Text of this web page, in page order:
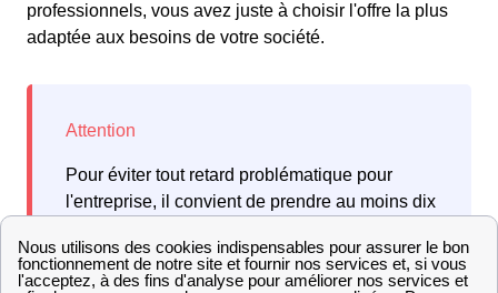
professionnels, vous avez juste à choisir l'offre la plus
adaptée aux besoins de votre société.
Pour éviter tout retard problématique pour
l'entreprise, il convient de prendre au moins dix
fournisseur à Ormoy-La-Rivière.